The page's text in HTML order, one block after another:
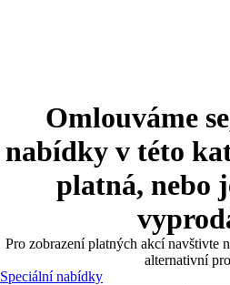
Omlouváme
nabídky v této
platná, nebo
Pro zobrazení platných akcí navštivte
alternativní
Speciální nabídky